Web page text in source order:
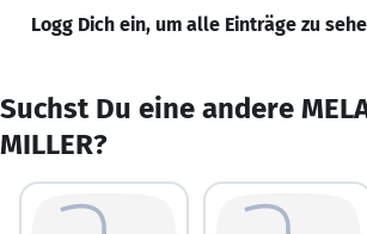
Logg Dich ein, um alle Einträge zu
Suchst Du eine andere
MILLER?